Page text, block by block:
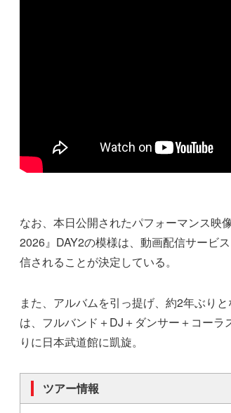
なお、本日公開されたパフォーマンス映
2026』DAY2の模様は、動画配信サービ
信されることが決定している。
また、アルバムを引っ提げ、約2年ぶり
は、フルバンド＋DJ＋ダンサー＋コー
りに日本武道館に凱旋。
ツアー情報